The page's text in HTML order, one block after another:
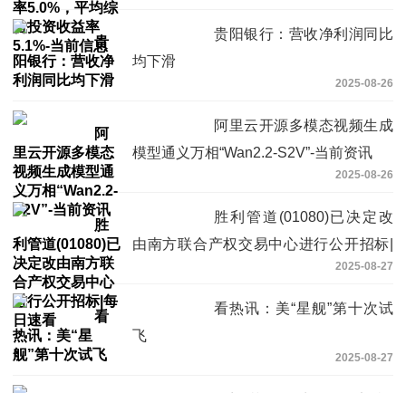
贵阳银行：营收净利润同比
均下滑
2025-08-26
阿里云开源多模态视频生成
模型通义万相“Wan2.2-S2V”-当前资讯
2025-08-26
胜利管道(01080)已决定改
由南方联合产权交易中心进行公开招标|
2025-08-27
看热讯：美“星舰”第十次试
飞
2025-08-27